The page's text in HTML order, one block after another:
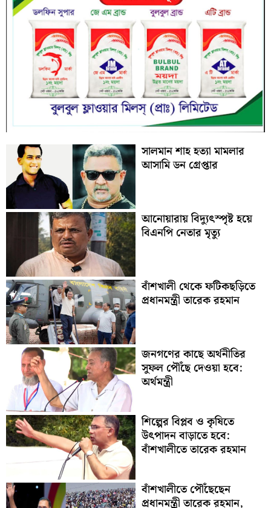
সালমান শাহ হত্যা মামলার
আসামি ডন গ্রেপ্তার
আনোয়ারায় বিদ্যুৎস্পৃষ্ট হয়ে
বিএনপি নেতার মৃত্যু
বাঁশখালী থেকে ফটিকছড়িতে
প্রধানমন্ত্রী তারেক রহমান
জনগণের কাছে অর্থনীতির
সুফল পৌঁছে দেওয়া হবে:
অর্থমন্ত্রী
শিল্পের বিপ্লব ও কৃষিতে
উৎপাদন বাড়াতে হবে:
বাঁশখালীতে তারেক রহমান
বাঁশখালীতে পৌঁছেছেন
প্রধানমন্ত্রী তারেক রহমান,